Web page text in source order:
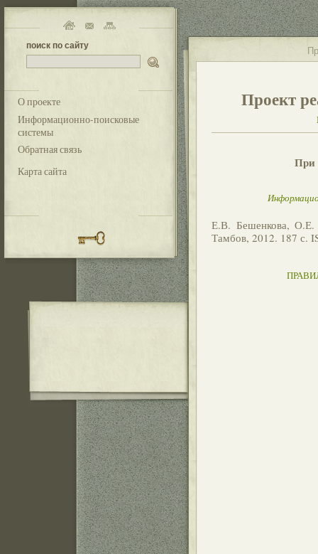
поиск по сайту
О проекте
Информационно-поисковые
системы
Обратная связь
Карта сайта
Проект
При
Е.В. Бешенкова, О.Е.
Тамбов, 2012. 187 с.